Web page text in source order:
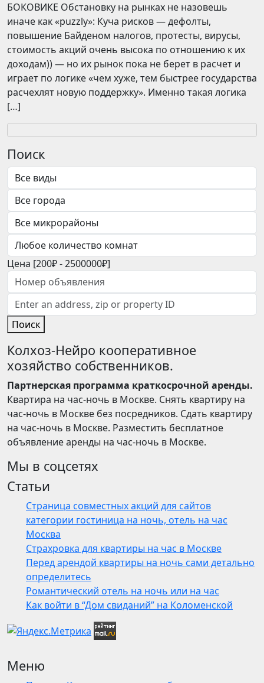
БОКОВИКЕ Обстановку на рынках не назовешь
иначе как «puzzly»: Куча рисков — дефолты,
повышение Байденом налогов, протесты, вирусы,
стоимость акций очень высока по отношению к их
доходам)) — но их рынок пока не берет в расчет и
играет по логике «чем хуже, тем быстрее государства
расчехлят новую поддержку». Именно такая логика
[…]
Поиск
Цена [200₽-2500000₽]
Поиск
Колхоз-Нейро кооперативное
хозяйство собственников.
Партнерская программа краткосрочной аренды.
Квартира на час-ночь в Москве. Снять квартиру на
час-ночь в Москве без посредников. Сдать квартиру
на час-ночь в Москве. Разместить бесплатное
объявление аренды на час-ночь в Москве.
Мы в соцсетях
Статьи
Страница совместных акций для сайтов
категории гостиница на ночь, отель на час
Москва
Страхровка для квартиры на час в Москве
Перед арендой квартиры на ночь сами детально
определитесь
Романтический отель на ночь или на час
Как войти в “Дом свиданий” на Коломенской
Меню